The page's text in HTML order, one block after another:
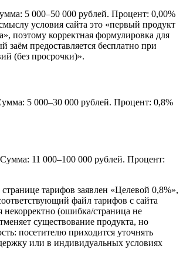
5 000–50 000 рублей. Процент: 0,00%
условия сайта это «первый продукт
поэтому корректная формулировка для
предоставляется бесплатно при
(без просрочки)».
5 000–30 000 рублей. Процент: 0,8%
11 000–100 000 рублей. Процент:
тарифов заявлен «Целевой 0,8%»,
файл тарифов с сайта
некорректно (ошибка/страница не
существование продукта, но
посетителю приходится уточнять
или в индивидуальных условиях